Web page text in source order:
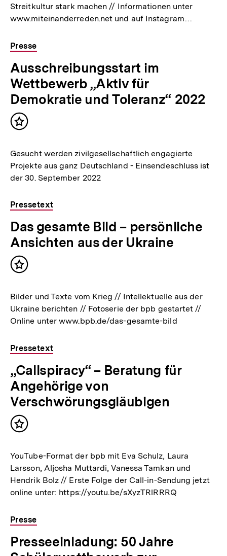
Streitkultur stark machen // Informationen unter
www.miteinanderreden.net und auf Instagram…
Presse
Ausschreibungsstart im
Wettbewerb „Aktiv für
Demokratie und Toleranz“ 2022
Inhalt
Gesucht werden zivilgesellschaftlich engagierte
Projekte aus ganz Deutschland - Einsendeschluss ist
der 30. September 2022
Pressetext
Das gesamte Bild – persönliche
Ansichten aus der Ukraine
Inhalt
Bilder und Texte vom Krieg // Intellektuelle aus der
Ukraine berichten // Fotoserie der bpb gestartet //
Online unter www.bpb.de/das-gesamte-bild
Pressetext
„Callspiracy“ – Beratung für
Angehörige von
Verschwörungsgläubigen
Inhalt
YouTube-Format der bpb mit Eva Schulz, Laura
Larsson, Aljosha Muttardi, Vanessa Tamkan und
Hendrik Bolz // Erste Folge der Call-in-Sendung jetzt
online unter: https://youtu.be/sXyzTRlRRRQ
Presse
Presseeinladung: 50 Jahre